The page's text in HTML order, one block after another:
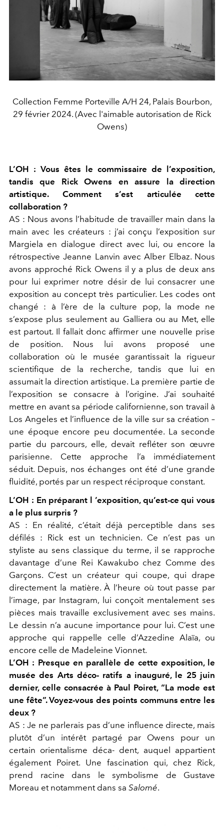
Collection Femme Porteville A/H 24, Palais Bourbon,
29 février 2024. (Avec l'aimable autorisation de Rick
Owens)
L’OH : Vous êtes le commissaire de l’exposition,
tandis que Rick Owens en assure la direction
artistique. Comment s’est articulée cette
collaboration ?
AS : Nous avons l’habitude de travailler main dans la
main avec les créateurs : j’ai conçu l’exposition sur
Margiela en dialogue direct avec lui, ou encore la
rétrospective Jeanne Lanvin avec Alber Elbaz. Nous
avons approché Rick Owens il y a plus de deux ans
pour lui exprimer notre désir de lui consacrer une
exposition au concept très particulier. Les codes ont
changé : à l’ère de la culture pop, la mode ne
s’expose plus seulement au Galliera ou au Met, elle
est partout. Il fallait donc affirmer une nouvelle prise
de position. Nous lui avons proposé une
collaboration où le musée garantissait la rigueur
scientifique de la recherche, tandis que lui en
assumait la direction artistique. La première partie de
l’exposition se consacre à l’origine. J’ai souhaité
mettre en avant sa période californienne, son travail à
Los Angeles et l’influence de la ville sur sa création –
une époque encore peu documentée. La seconde
partie du parcours, elle, devait refléter son œuvre
parisienne. Cette approche l’a immédiatement
séduit. Depuis, nos échanges ont été d’une grande
fluidité, portés par un respect réciproque constant.
L’OH : En préparant l ’exposition, qu’est-ce qui vous
a le plus surpris ?
AS : En réalité, c’était déjà perceptible dans ses
défilés : Rick est un technicien. Ce n’est pas un
styliste au sens classique du terme, il se rapproche
davantage d’une Rei Kawakubo chez Comme des
Garçons. C’est un créateur qui coupe, qui drape
directement la matière. À l’heure où tout passe par
l’image, par Instagram, lui conçoit mentalement ses
pièces mais travaille exclusivement avec ses mains.
Le dessin n’a aucune importance pour lui. C’est une
approche qui rappelle celle d’Azzedine Alaïa, ou
encore celle de Madeleine Vionnet.
L’OH : Presque en parallèle de cette exposition, le
musée des Arts déco- ratifs a inauguré, le 25 juin
dernier, celle consacrée à Paul Poiret, “La mode est
une fête”. Voyez-vous des points communs entre les
deux ?
AS :Je ne parlerais pas d’une influence directe, mais
plutôt d’un intérêt partagé par Owens pour un
certain orientalisme déca- dent, auquel appartient
également Poiret. Une fascination qui, chez Rick,
prend racine dans le symbolisme de Gustave
Moreau et notamment dans sa Salomé.